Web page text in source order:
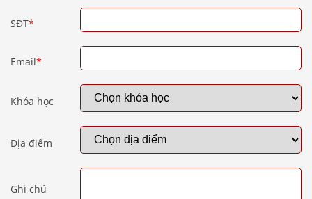
SĐT*
Email*
Khóa học
Địa điểm
Ghi chú